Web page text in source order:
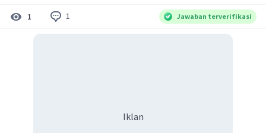
1 1 Jawaban terverifikasi
Iklan